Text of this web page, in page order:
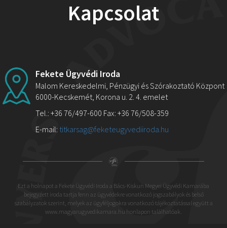
Kapcsolat
Fekete Ügyvédi Iroda
Malom Kereskedelmi, Pénzügyi és Szórakoztató Központ
6000-Kecskemét, Korona u. 2. 4. emelet
Tel.: +36 76/497-600 Fax: +36 76/508-359
E-mail: titkarsag@feketeugyvediiroda.hu
Ezt a holnapot a Fekete Ügyvédi Iroda a Bács-Kiskun Megyei Ügyvédi Kamarába
bejegyzett iroda tartja fenn az ügyvédekre vonatkozó jogszabályok és belső
szabályzatok szerint, melyek az ügyféljogokra vonatkozó tájékoztatással együtt a
www.magyarugyvedikamara.hu honlapon találhatóak.